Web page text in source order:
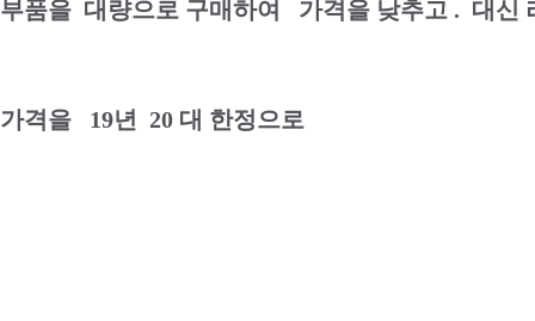
부품을 대량으로 구매하여 가격을 낮추고 . 대신
가격을 19년 20 대 한정으로